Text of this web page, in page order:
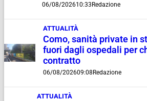
06/08/202610:33Redazione
ATTUALITÀ
Como, sanità private in
fuori dagli ospedali per
contratto
06/08/202609:08Redazione
ATTUALITÀ